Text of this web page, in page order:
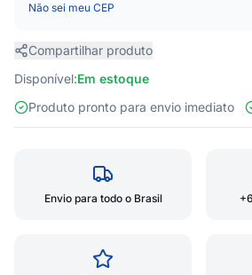
Não sei meu CEP
Compartilhar produto
Disponível:Em estoque
Produto pronto para envio imediato
Envio para todo o Brasil